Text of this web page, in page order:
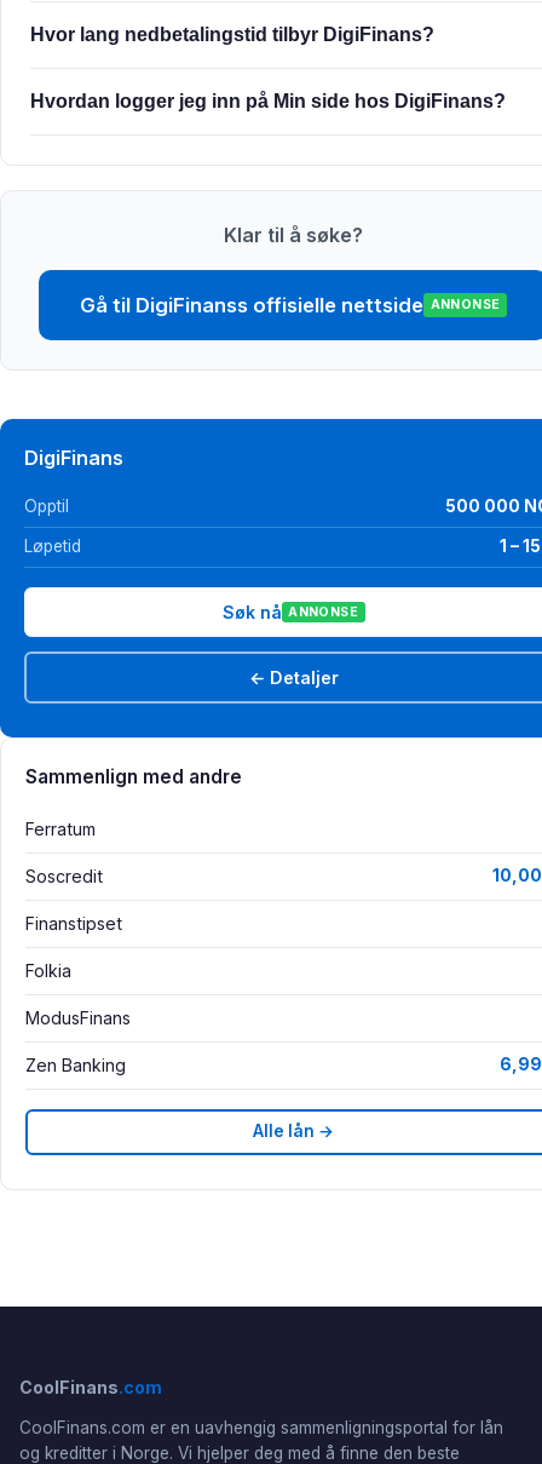
Hvor lang nedbetalingstid tilbyr DigiFinans?
Hvordan logger jeg inn på Min side hos DigiFinans?
Klar til å søke?
Gå til DigiFinanss offisielle nettside ANNONSE
DigiFinans
Opptil 500 000
Løpetid 1 –
Søk nå ANNONSE
← Detaljer
Sammenlign med andre
Ferratum
Soscredit
Finanstipset
Folkia
ModusFinans
Zen Banking 6,99
Alle lån →
CoolFinans.com
CoolFinans.com er en uavhengig sammenligningsportal for lån
og kreditter i Norge. Vi hjelper deg med å finne den beste